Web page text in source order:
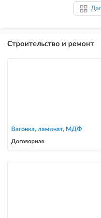
Строительство и ремонт
Вагонка, ламинат, МДФ
Договорная